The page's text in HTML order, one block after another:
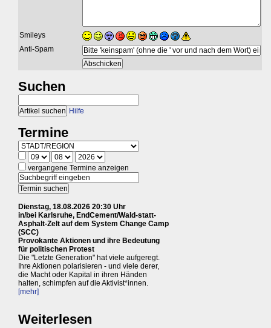
Smileys
Anti-Spam
Suchen
Hilfe
Termine
vergangene Termine anzeigen
Dienstag, 18.08.2026 20:30 Uhr
in/bei Karlsruhe, EndCement/Wald-statt-
Asphalt-Zelt auf dem System Change Camp
(SCC)
Provokante Aktionen und ihre Bedeutung
für politischen Protest
Die "Letzte Generation" hat viele aufgeregt.
Ihre Aktionen polarisieren - und viele derer,
die Macht oder Kapital in ihren Händen
halten, schimpfen auf die Aktivist*innen.
[mehr]
Weiterlesen